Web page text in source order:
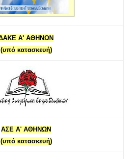
Α' ΑΘΗΝΩΝ
(υπό κατασκευή)
ΑΣΕ Α' ΑΘΗΝΩΝ
(υπό κατασκευή)